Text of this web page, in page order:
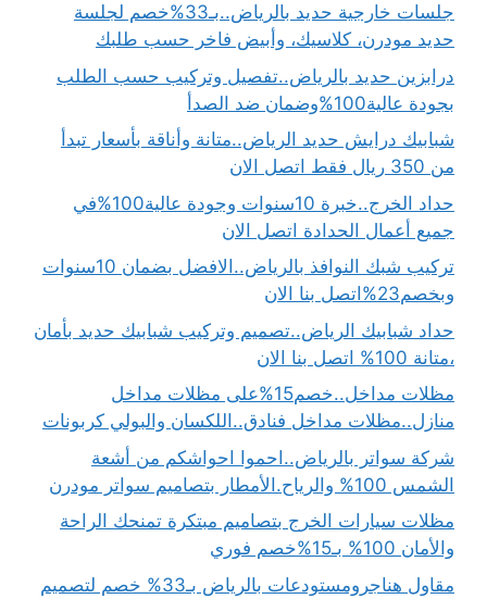
جلسات خارجية حديد بالرياض..بـ33%خصم لجلسة
حديد مودرن، كلاسيك، وأبيض فاخر حسب طلبك
درابزين حديد بالرياض..تفصيل وتركيب حسب الطلب
بجودة عالية100%وضمان ضد الصدأ
شبابيك درايش حديد الرياض..متانة وأناقة بأسعار تبدأ
من 350 ريال فقط اتصل الان
حداد الخرج..خبرة 10سنوات وجودة عالية100%في
جميع أعمال الحدادة اتصل الان
تركيب شبك النوافذ بالرياض..الافضل بضمان 10سنوات
وبخصم23%اتصل بنا الان
حداد شبابيك الرياض..تصميم وتركيب شبابيك حديد بأمان
،متانة 100% اتصل بنا الان
مظلات مداخل..خصم15%على مظلات مداخل
منازل..مظلات مداخل فنادق..اللكسان والبولي كربونات
شركة سواتر بالرياض..احموا احواشكم من أشعة
الشمس 100% والرياح.الأمطار بتصاميم سواتر مودرن
مظلات سيارات الخرج بتصاميم مبتكرة تمنحك الراحة
والأمان 100% بـ15%خصم فوري
مقاول هناجرومستودعات بالرياض بـ33% خصم لتصميم